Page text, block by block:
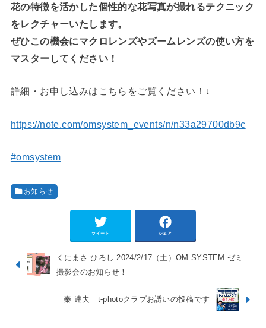
花の特徴を活かした個性的な花写真が撮れるテクニック
をレクチャーいたします。
ぜひこの機会にマクロレンズやズームレンズの使い方を
マスターしてください！
詳細・お申し込みはこちらをご覧ください！↓
https://note.com/omsystem_events/n/n33a29700db9c
#omsystem
お知らせ
ツイート シェア
くにまさ ひろし 2024/2/17（土）OM SYSTEM ゼミ
撮影会のお知らせ！
秦 達夫 t-photoクラブお誘いの投稿です